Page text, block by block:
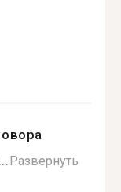
Развернуть